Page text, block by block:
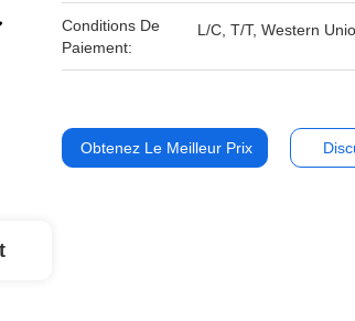
Conditions De
Paiement:
L/C, T/T, Western
Obtenez Le Meilleur Prix